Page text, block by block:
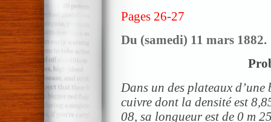
Pages 26-27
Du (samedi) 11 mars 1882.
Dans un des plateaux
cuivre dont la densité est
08, sa longueur est de 0 m